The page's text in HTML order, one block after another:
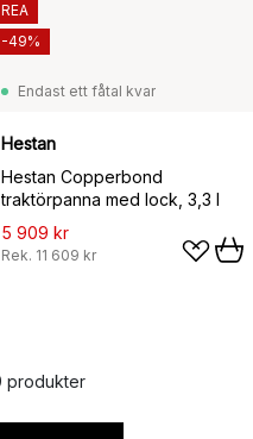
Endast ett fåtal kvar
Hestan
Hestan Copperbond
traktörpanna med lock, 3,3 l
5 909 kr
Rek. 11 609 kr
REA
-49%
produkter